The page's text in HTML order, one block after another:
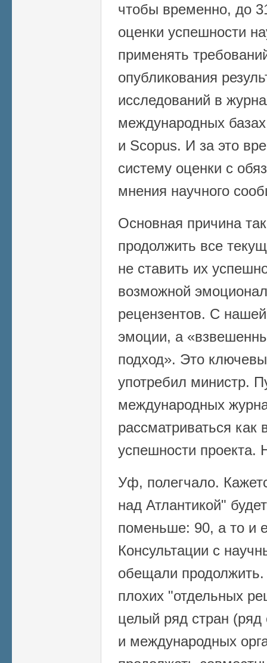
чтобы временно, до
оценки успешности
применять
опубликования
исследований в
международных
и Scopus. И за это
систему оценки с
мнения научного
Основная причина
продолжить все
не ставить их
возможной
рецензентов. С
эмоции, а
подход». Это
употребил министр.
международных
рассматриваться как
успешности проекта.
Уф, полегчало.
над Атлантикой"
поменьше: 90, а то и
Консультации с
обещали
плохих "отдельных
целый ряд стран
и международных